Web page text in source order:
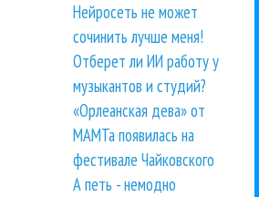
Нейросеть не может
сочинить лучше меня!
Отберет ли ИИ работу у
музыкантов и студий?
«Орлеанская дева» от
МАМТа появилась на
фестивале Чайковского
А петь - немодно